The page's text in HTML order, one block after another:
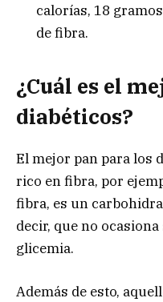
calorías, 18
de fibra.
¿Cuál es el
diabéticos?
El mejor pan para los
rico en fibra, por
fibra, es un
decir, que no
glicemia.
Además de esto,